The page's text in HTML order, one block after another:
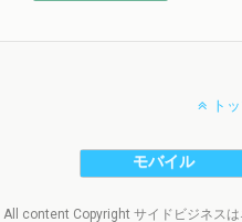
ト
モバイル
All content Copyright サイドビジネス